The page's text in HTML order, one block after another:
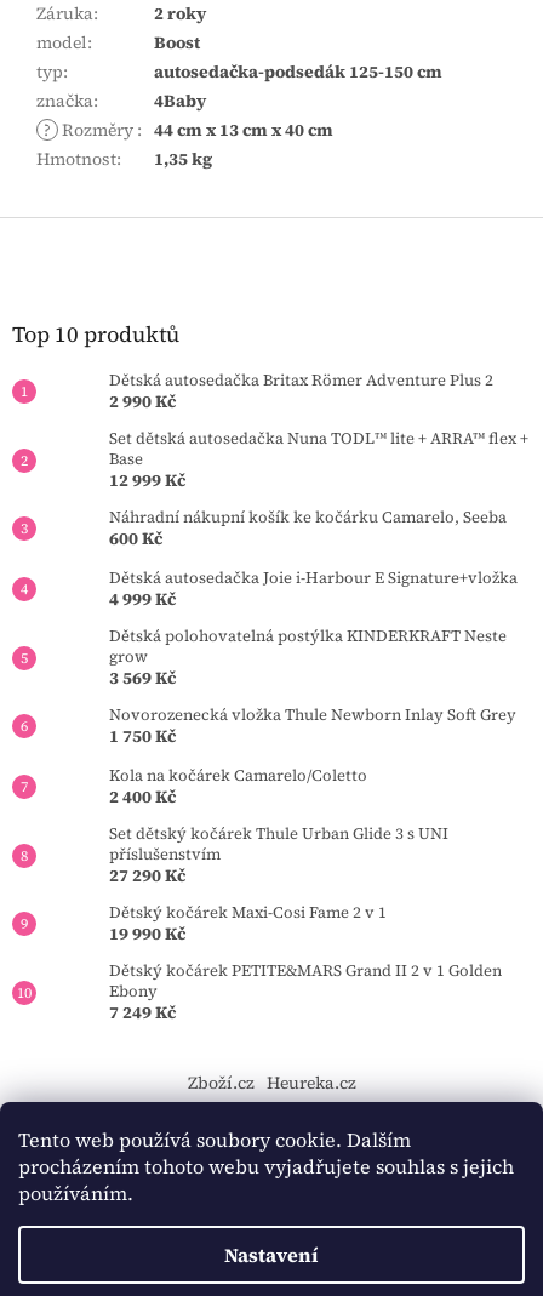
Tento web používá soubory cookie. Dalším
procházením tohoto webu vyjadřujete souhlas s jejich
používáním.
Nastavení
Záruka:
2 roky
model:
Boost
typ:
autosedačka-podsedák 125-150 cm
značka:
4Baby
? Rozměry : 44 cm x 13 cm x 40 cm
Hmotnost: 1,35 kg
Z
Top 10 produktů
Dětská autosedačka Britax Römer Adventure Plus 2
2 990 Kč
Set dětská autosedačka Nuna TODL™ lite + ARRA™ flex +
Base
12 999 Kč
Náhradní nákupní košík ke kočárku Camarelo, Seeba
600 Kč
Dětská autosedačka Joie i-Harbour E Signature+vložka
4 999 Kč
Dětská polohovatelná postýlka KINDERKRAFT Neste
grow
3 569 Kč
Novorozenecká vložka Thule Newborn Inlay Soft Grey
1 750 Kč
Kola na kočárek Camarelo/Coletto
2 400 Kč
Set dětský kočárek Thule Urban Glide 3 s UNI
příslušenstvím
27 290 Kč
Dětský kočárek Maxi-Cosi Fame 2 v 1
19 990 Kč
Dětský kočárek PETITE&MARS Grand II 2 v 1 Golden
Ebony
7 249 Kč
Zboží.cz Heureka.cz
https://tourmkr.com/F1eycVcPEw